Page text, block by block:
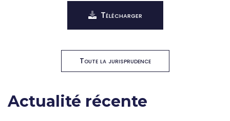
Télécharger
Toute la jurisprudence
Actualité récente